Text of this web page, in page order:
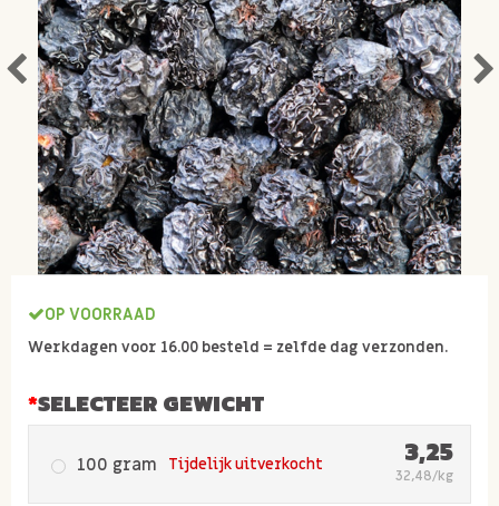
OP VOORRAAD
Werkdagen voor 16.00 besteld = zelfde dag verzonden.
SELECTEER GEWICHT
100 gram Tijdelijk uitverkocht 3,25
32,48/kg